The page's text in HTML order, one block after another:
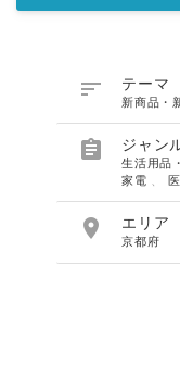
 テーマ
新商品・
 ジャン
生活用品
家電
 エリア
京都府